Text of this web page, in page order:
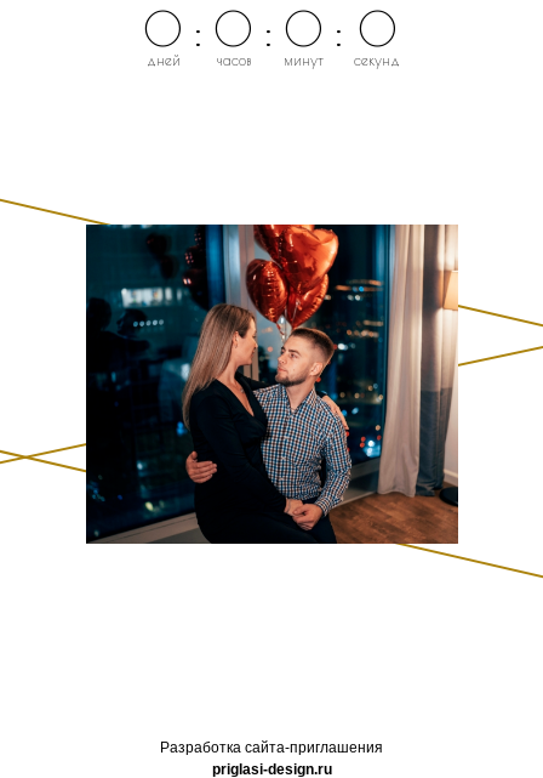
0
дней
: 0
часов
: 0
минут
: 0
секунд
Разработка сайта-приглашения
priglasi-design.ru